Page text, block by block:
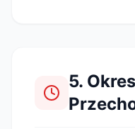
5. Okres